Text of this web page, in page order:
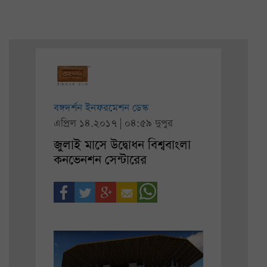
বঙ্গদর্শন ইনফরমেশন ডেস্ক
এপ্রিল ১৪.২০১৭ | ০৪:৫৯ দুপুর
জুলাই মাসে উদ্বোধন বিশ্ববাংলা
কনভেনশন সেন্টারের